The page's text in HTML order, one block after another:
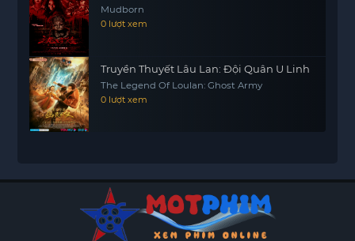
Mudborn
0 lượt xem
Truyền Thuyết Lâu Lan: Đội Quân U Linh
The Legend Of Loulan: Ghost Army
0 lượt xem